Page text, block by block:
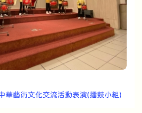
華藝術文化交流活動表演(擂鼓小組)